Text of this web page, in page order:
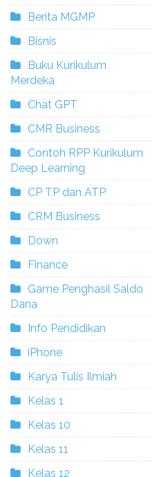
Berita MGMP
Bisnis
Buku Kurikulum
Merdeka
Chat GPT
CMR Business
Contoh RPP Kurikulum
Deep Learning
CP TP dan ATP
CRM Business
Down
Finance
Game Penghasil Saldo
Dana
Info Pendidikan
iPhone
Karya Tulis Ilmiah
Kelas 1
Kelas 10
Kelas 11
Kelas 12